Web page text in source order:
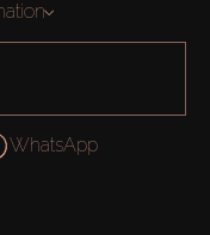
WhatsApp